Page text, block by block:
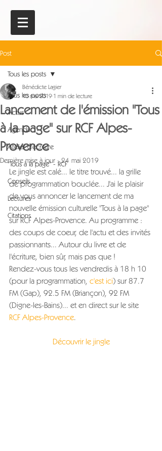
Post
Tous les posts
Actus
Agenda
Atelier d'écriture
"Tous à la page" - RCF
Conseils
Lectures
Citations
Tous les posts
Lancement de l'émission "Tous
à la page" sur RCF Alpes-
Provence
Bénédicte Lagier
10 mai 2019 1 min de lecture
Dernière mise à jour :24 mai 2019
Le jingle est calé... le titre trouvé... la grille
de programmation bouclée... J'ai le plaisir
de vous annoncer le lancement de ma
nouvelle émission culturelle "Tous à la page"
sur RCF Alpes-Provence. Au programme :
des coups de coeur, de l'actu et des invités
passionnants... Autour du livre et de
l'écriture, bien sûr, mais pas que !
Rendez-vous tous les vendredis à 18 h 10
(pour la programmation, c'est ici) sur 87.7
FM (Gap), 92.5 FM (Briançon), 92 FM
(Digne-les-Bains)... et en direct sur le site
RCF Alpes-Provence.
Découvrir le jingle